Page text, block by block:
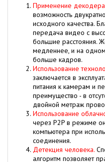
Применение
возможность
исходного качества.
передача видео с
большие расстояния.
медленнее, и на
больше кадров.
Использование
заключается в
питания к камерам и
преимущество - в
двойной метраж
Использование
через P2P в режиме
компьютера при
соединения.
Детекция человека.
алгоритм позволяет